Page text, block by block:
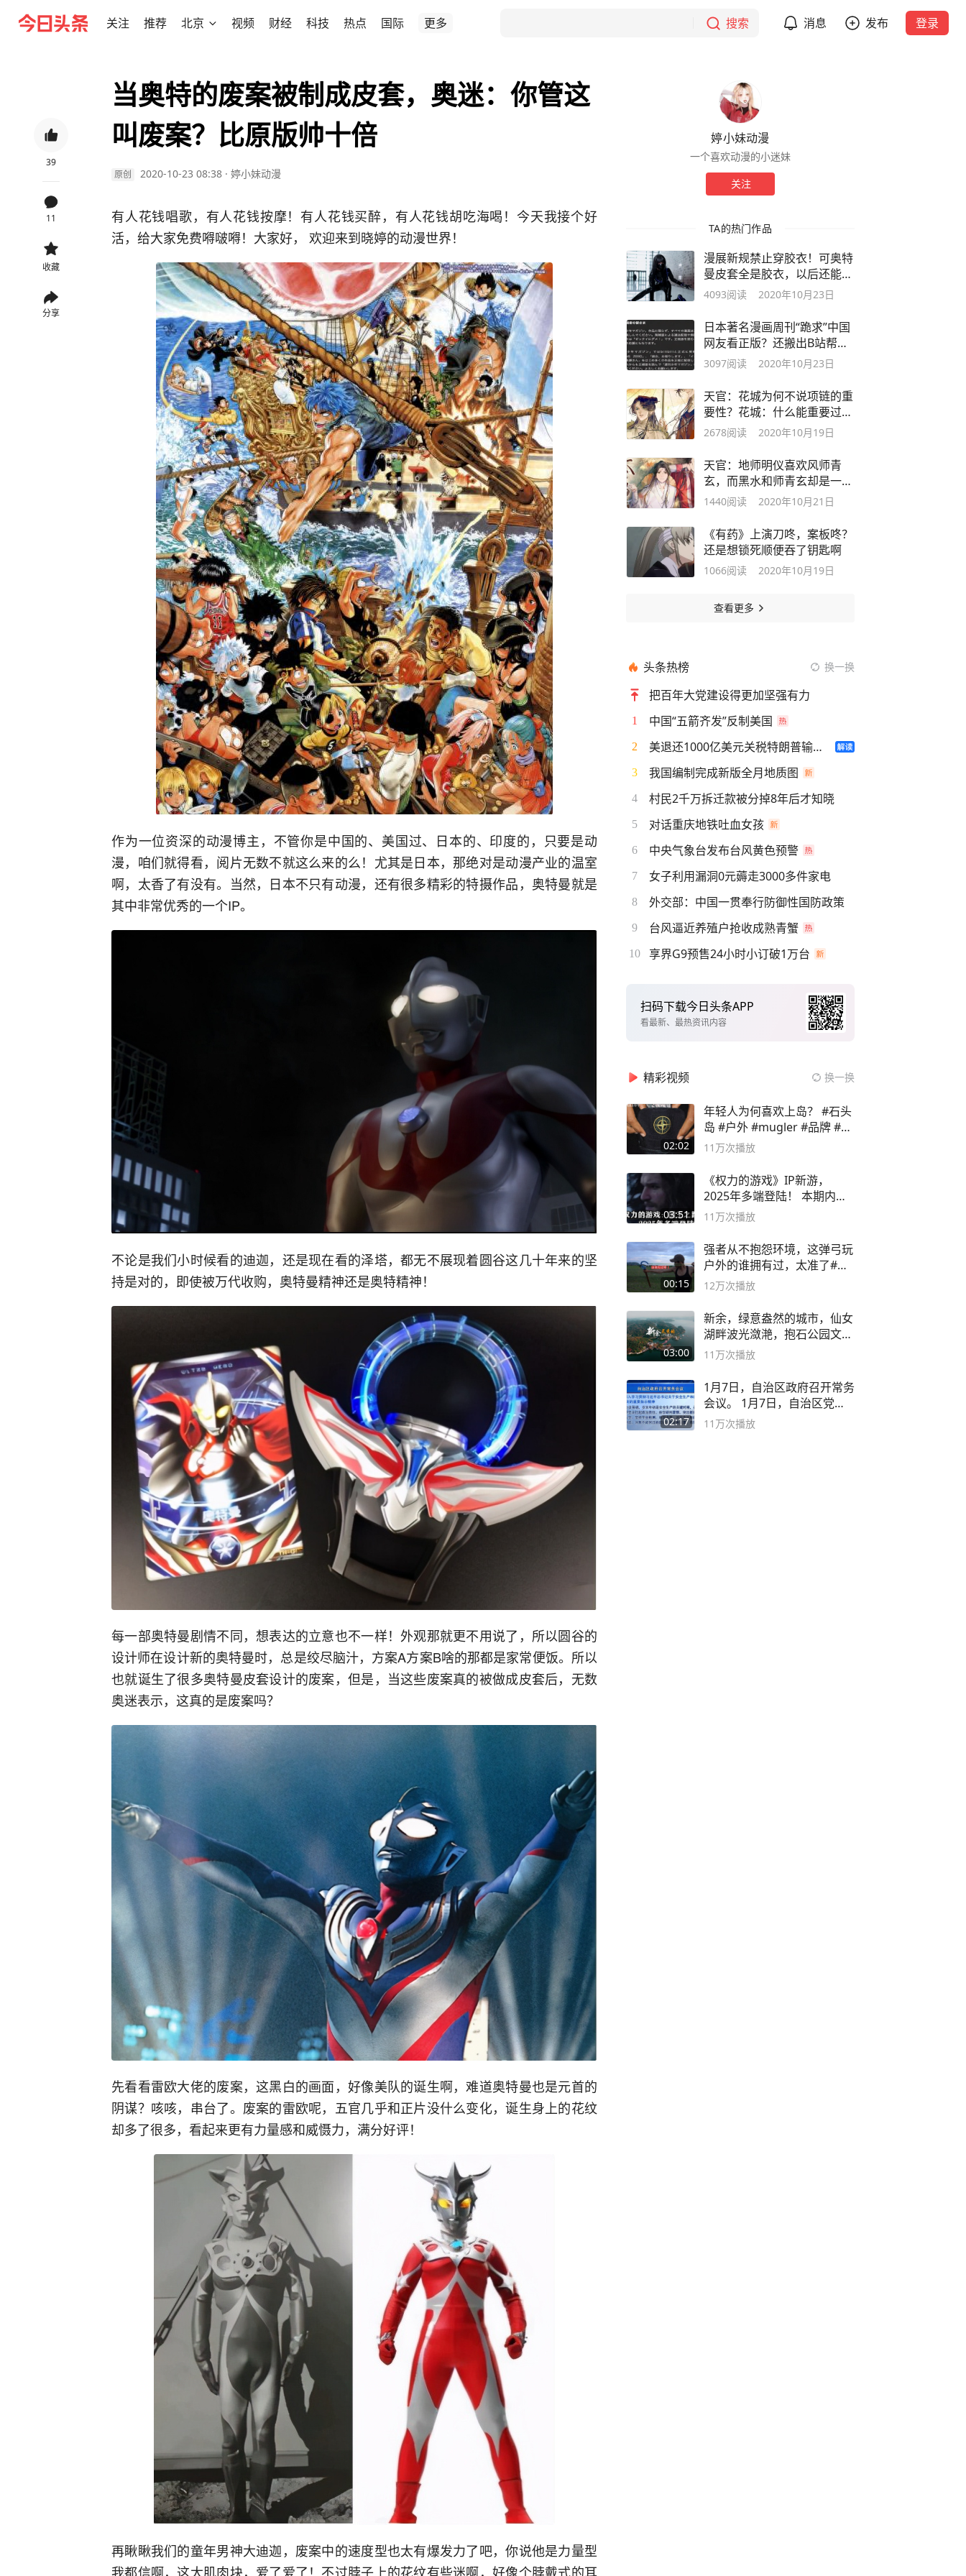
关注 推荐 北京 视频 财经 科技 热点 国际 更多 搜索 消息 发布 登录
39
11
收藏
分享
当奥特的废案被制成皮套，奥迷：你管这
叫废案？比原版帅十倍
原创 2020-10-23 08:38 · 婷小妹动漫
有人花钱唱歌，有人花钱按摩！有人花钱买醉，有人花钱胡吃海喝！今天我接个好
活，给大家免费嘚啵嘚！大家好， 欢迎来到晓婷的动漫世界！
作为一位资深的动漫博主，不管你是中国的、美国过、日本的、印度的，只要是动
漫，咱们就得看，阅片无数不就这么来的么！尤其是日本，那绝对是动漫产业的温室
啊，太香了有没有。当然，日本不只有动漫，还有很多精彩的特摄作品，奥特曼就是
其中非常优秀的一个IP。
不论是我们小时候看的迪迦，还是现在看的泽塔，都无不展现着圆谷这几十年来的坚
持是对的，即使被万代收购，奥特曼精神还是奥特精神！
每一部奥特曼剧情不同，想表达的立意也不一样！外观那就更不用说了，所以圆谷的
设计师在设计新的奥特曼时，总是绞尽脑汁，方案A方案B啥的那都是家常便饭。所以
也就诞生了很多奥特曼皮套设计的废案，但是，当这些废案真的被做成皮套后，无数
奥迷表示，这真的是废案吗？
先看看雷欧大佬的废案，这黑白的画面，好像美队的诞生啊，难道奥特曼也是元首的
阴谋？咳咳，串台了。废案的雷欧呢，五官几乎和正片没什么变化，诞生身上的花纹
却多了很多，看起来更有力量感和威慑力，满分好评！
再瞅瞅我们的童年男神大迪迦，废案中的速度型也太有爆发力了吧，你说他是力量型
我都信啊，这大肌肉块，爱了爱了！不过脖子上的花纹有些迷啊，好像个脖戴式的耳
婷小妹动漫
一个喜欢动漫的小迷妹
关注
TA的热门作品
漫展新规禁止穿胶衣！可奥特
曼皮套全是胶衣，以后还能变
成光吗？
4093阅读 2020年10月23日
日本著名漫画周刊“跪求”中国
网友看正版？还搬出B站帮忙
说话
3097阅读 2020年10月23日
天官：花城为何不说项链的重
要性？花城：什么能重要过太
子哥哥
2678阅读 2020年10月19日
天官：地师明仪喜欢风师青
玄，而黑水和师青玄却是一辈
子的仇人
1440阅读 2020年10月21日
《有药》上演刀咚，案板咚？
还是想锁死顺便吞了钥匙啊
1066阅读 2020年10月19日
查看更多
头条热榜 换一换
把百年大党建设得更加坚强有力
1 中国“五箭齐发”反制美国
2 美退还1000亿美元关税特朗普输了吗
3 我国编制完成新版全月地质图
4 村民2千万拆迁款被分掉8年后才知晓
5 对话重庆地铁吐血女孩
6 中央气象台发布台风黄色预警
7 女子利用漏洞0元薅走3000多件家电
8 外交部：中国一贯奉行防御性国防政策
9 台风逼近养殖户抢收成熟青蟹
10 享界G9预售24小时小订破1万台
扫码下载今日头条APP
看最新、最热资讯内容
精彩视频 换一换
02:02
年轻人为何喜欢上岛？ #石头
岛 #户外 #mugler #品牌 #足
球流氓
11万次播放
03:51
《权力的游戏》IP新游，
2025年多端登陆！ 本期内容
概要
11万次播放
00:15
强者从不抱怨环境，这弹弓玩
户外的谁拥有过，太准了#弹
弓#户外
12万次播放
03:00
新余，绿意盎然的城市，仙女
湖畔波光潋滟，抱石公园文化
深邃……
11万次播放
02:17
1月7日，自治区政府召开常务
会议。 1月7日，自治区党委
副书记
11万次播放